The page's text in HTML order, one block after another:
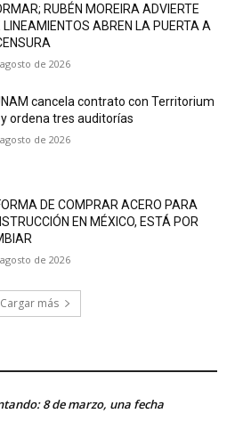
RUBÉN MOREIRA ADVIERTE
LINEAMIENTOS ABREN LA PUERTA A
de 2026
cancela contrato con Territorium
ordena tres auditorías
de 2026
DE COMPRAR ACERO PARA
EN MÉXICO, ESTÁ POR
de 2026
Cargar más
8 de marzo, una fecha